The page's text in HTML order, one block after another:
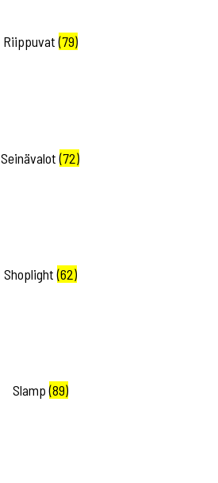
Riippuvat(79)
Seinävalot(72)
Shoplight(62)
Slamp(89)